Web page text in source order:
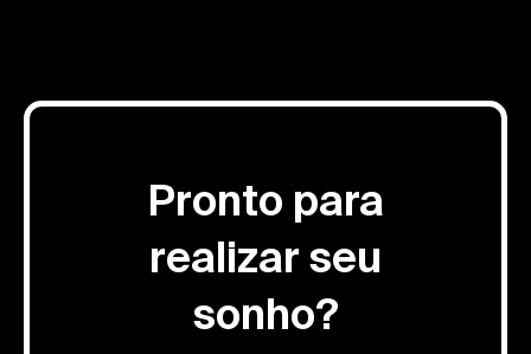
Pronto para
realizar seu
sonho?